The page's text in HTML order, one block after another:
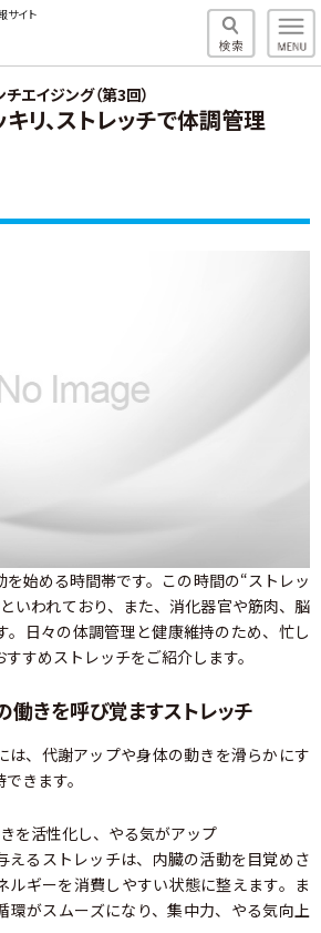
サイト
エイジング（第3回）
リ、ストレッチで体調管理
始める時間帯です。この時間の“ストレッ
いわれており、また、消化器官や筋肉、脳
。日々の体調管理と健康維持のため、忙し
すめストレッチをご紹介します。
きを呼び覚ますストレッチ
、代謝アップや身体の動きを滑らかにす
きます。
を活性化し、やる気がアップ
るストレッチは、内臓の活動を目覚めさ
ルギーを消費しやすい状態に整えます。ま
環がスムーズになり、集中力、やる気向上